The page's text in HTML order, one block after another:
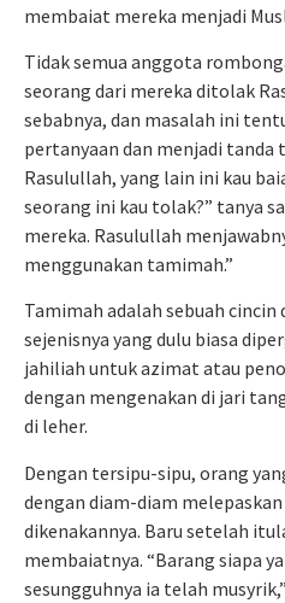
membaiat mereka menjadi
Tidak semua anggota
seorang dari mereka ditolak
sebabnya, dan masalah ini
pertanyaan dan menjadi tanda
Rasulullah, yang lain ini kau
seorang ini kau tolak?” tanya
mereka. Rasulullah
menggunakan tamimah.”
Tamimah adalah sebuah
sejenisnya yang dulu biasa
jahiliah untuk azimat atau
dengan mengenakan di jari
di leher.
Dengan tersipu-sipu, orang
dengan diam-diam
dikenakannya. Baru setelah
membaiatnya. “Barang siapa
sesungguhnya ia telah